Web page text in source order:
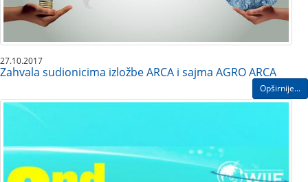
27.10.2017
Zahvala sudionicima izložbe ARCA i sajma AGRO ARCA
Opširnije...